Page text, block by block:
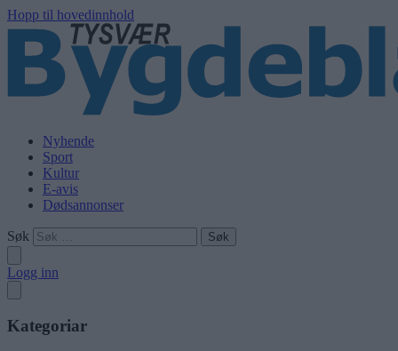
Hopp til hovedinnhold
Nyhende
Sport
Kultur
E-avis
Dødsannonser
Søk
Logg inn
Kategoriar